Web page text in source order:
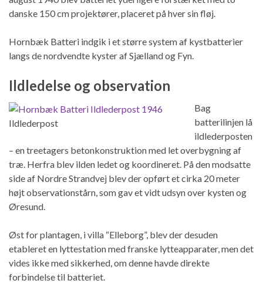
danske 150 cm projektører, placeret på hver sin fløj.
Hornbæk Batteri indgik i et større system af kystbatterier
langs de nordvendte kyster af Sjælland og Fyn.
Ildledelse og observation
Ildlederpost
Bag
batterilinjen lå
ildlederposten
– en treetagers betonkonstruktion med let overbygning af
træ. Herfra blev ilden ledet og koordineret. På den modsatte
side af Nordre Strandvej blev der opført et cirka 20 meter
højt observationstårn, som gav et vidt udsyn over kysten og
Øresund.
Øst for plantagen, i villa “Elleborg”, blev der desuden
etableret en lyttestation med franske lytteapparater, men det
vides ikke med sikkerhed, om denne havde direkte
forbindelse til batteriet.